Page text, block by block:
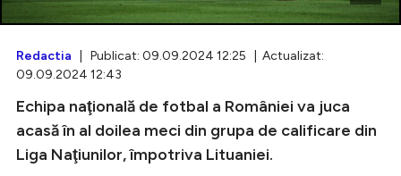
Intră în cont
Creează cont
Redactia | Publicat: 09.09.2024 12:25 | Actualizat:
09.09.2024 12:43
Echipa naţională de fotbal a României va juca
acasă în al doilea meci din grupa de calificare din
Liga Naţiunilor, împotriva Lituaniei.